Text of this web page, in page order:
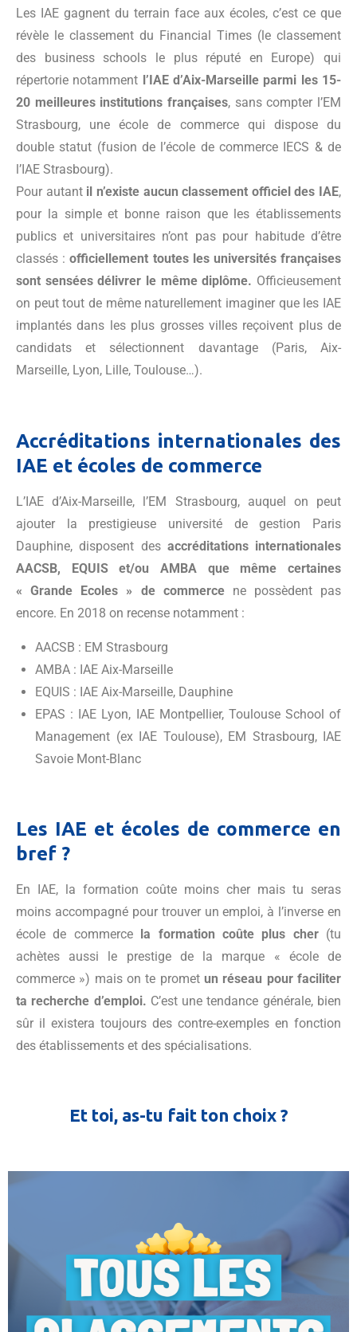
Les IAE gagnent du terrain face aux écoles, c’est ce que
révèle le classement du Financial Times (le classement
des business schools le plus réputé en Europe) qui
répertorie notamment l’IAE d’Aix-Marseille parmi les 15-
20 meilleures institutions françaises, sans compter l’EM
Strasbourg, une école de commerce qui dispose du
double statut (fusion de l’école de commerce IECS & de
l’IAE Strasbourg).
Pour autant il n’existe aucun classement officiel des IAE,
pour la simple et bonne raison que les établissements
publics et universitaires n’ont pas pour habitude d’être
classés :officiellement toutes les universités françaises
sont sensées délivrer le même diplôme. Officieusement
on peut tout de même naturellement imaginer que les IAE
implantés dans les plus grosses villes reçoivent plus de
candidats et sélectionnent davantage (Paris, Aix-
Marseille, Lyon, Lille, Toulouse…).
Accréditations internationales des
IAE et écoles de commerce
L’IAE d’Aix-Marseille, l’EM Strasbourg, auquel on peut
ajouter la prestigieuse université de gestion Paris
Dauphine, disposent des accréditations internationales
AACSB, EQUIS et/ou AMBA que même certaines
« Grande Ecoles » de commercene possèdent pas
encore. En 2018 on recense notamment :
AACSB : EM Strasbourg
AMBA : IAE Aix-Marseille
EQUIS : IAE Aix-Marseille, Dauphine
EPAS : IAE Lyon, IAE Montpellier, Toulouse School of
Management (ex IAE Toulouse), EM Strasbourg, IAE
Savoie Mont-Blanc
Les IAE et écoles de commerce en
bref ?
En IAE, la formation coûte moins cher mais tu seras
moins accompagné pour trouver un emploi, à l’inverse en
école de commerce la formation coûte plus cher(tu
achètes aussi le prestige de la marque « école de
commerce ») mais on te promet un réseau pour faciliter
ta recherche d’emploi. C’est une tendance générale, bien
sûr il existera toujours des contre-exemples en fonction
des établissements et des spécialisations.
Et toi, as-tu fait ton choix ?